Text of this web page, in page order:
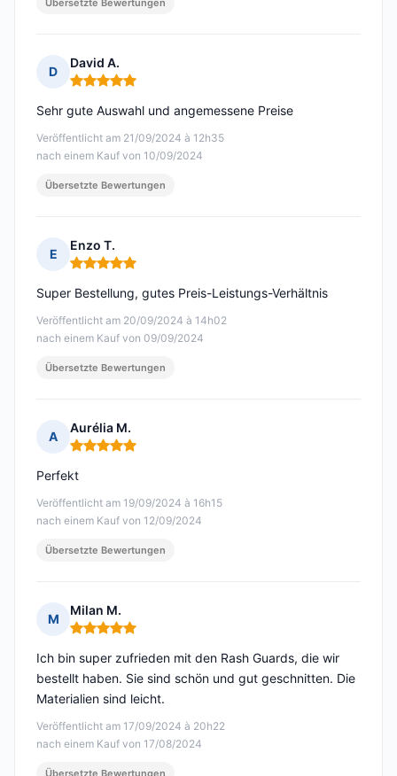
Übersetzte Bewertungen
D
David A.
Hinweis: 5 von 5
Veröffentlicht am 21/09/2024 à 12h35
nach einem Kauf von 10/09/2024
Sehr gute Auswahl und angemessene Preise
Übersetzte Bewertungen
E
Enzo T.
Hinweis: 5 von 5
Veröffentlicht am 20/09/2024 à 14h02
nach einem Kauf von 09/09/2024
Super Bestellung, gutes Preis-Leistungs-Verhältnis
Übersetzte Bewertungen
A
Aurélia M.
Hinweis: 5 von 5
Veröffentlicht am 19/09/2024 à 16h15
nach einem Kauf von 12/09/2024
Perfekt
Übersetzte Bewertungen
M
Milan M.
Hinweis: 5 von 5
Veröffentlicht am 17/09/2024 à 20h22
nach einem Kauf von 17/08/2024
Ich bin super zufrieden mit den Rash Guards, die wir
bestellt haben. Sie sind schön und gut geschnitten. Die
Materialien sind leicht.
Übersetzte Bewertungen